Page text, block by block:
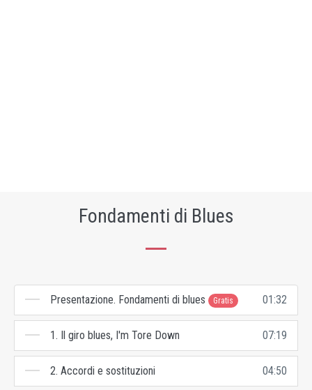
Fondamenti di Blues
Presentazione. Fondamenti di blues Gratis 01:32
1. Il giro blues, I'm Tore Down 07:19
2. Accordi e sostituzioni 04:50